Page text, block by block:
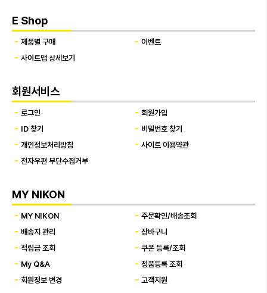
E Shop
제품별 구매
이벤트
사이트맵 상세보기
회원서비스
로그인
회원가입
ID 찾기
비밀번호 찾기
개인정보처리방침
사이트 이용약관
전자우편 무단수집거부
MY NIKON
MY NIKON
주문확인/배송조회
배송지 관리
장바구니
적립금 조회
쿠폰 등록/조회
My Q&A
정품등록 조회
회원정보 변경
고객지원